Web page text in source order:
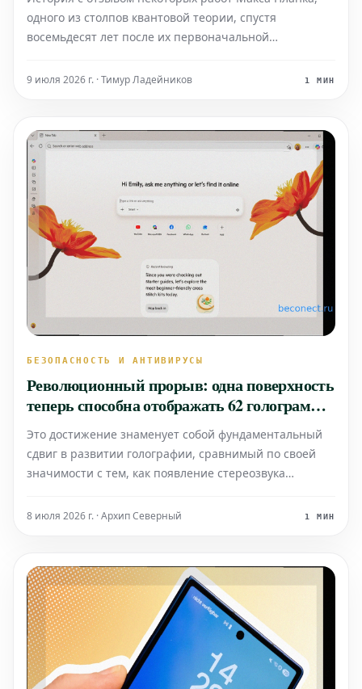
одного из столпов квантовой теории, спустя
восемьдесят лет после их первоначальной
Важно подчеркнуть, что этот шаг не связан с
9 июля 2026 г. · Тимур Ладейников 1 МИН
БЕЗОПАСНОСТЬ И АНТИВИРУСЫ
Революционный прорыв: одна поверхность
теперь способна отображать 62 голограммы
вместо одной
Это достижение знаменует собой фундаментальный
сдвиг в развитии голографии, сравнимый по своей
значимости с тем, как появление стереозвука
поверхность может одновременно демонстрировать
8 июля 2026 г. · Архип Северный 1 МИН